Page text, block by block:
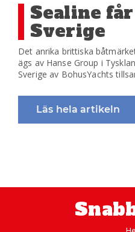
Sealine
Sverige
Det anrika brittiska
ägs av Hanse Group i
Sverige av BohusYachts
Läs hela artikeln